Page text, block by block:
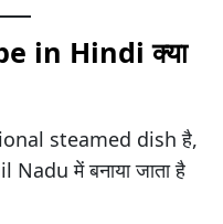
in Hindi क्या
steamed dish है,
में बनाया जाता है